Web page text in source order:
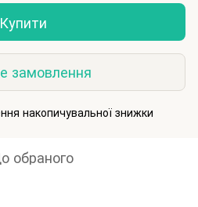
Купити
замовлення
накопичувальної знижки
обраного